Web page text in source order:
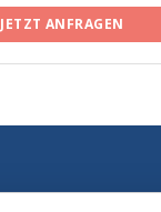
JETZT ANFRAGEN